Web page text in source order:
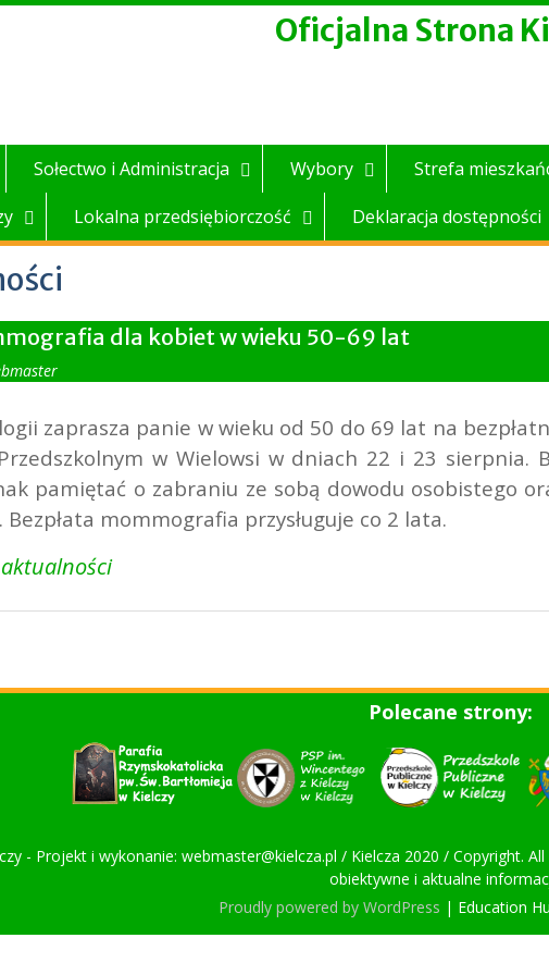
Oficjalna Strona
Sołectwo i Administracja Wybory Strefa
Lokalna przedsiębiorczość Deklaracja dostępności
dla kobiet w wieku 50-69 lat
zaprasza panie w wieku od 50 do 69 lat na
w Wielowsi w dniach 22 i 23
pamiętać o zabraniu ze sobą dowodu osobistego
Bezpłata mommografia przysługuje co 2 lata.
aktualności
Polecane strony:
- Projekt i wykonanie: webmaster@kielcza.pl / Kielcza 2020 / Copyright.
obiektywne i aktualne
Proudly powered by WordPress | Education